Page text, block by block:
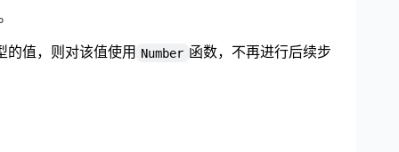
的值，则对该值使用 Number 函数，不再进行后续步